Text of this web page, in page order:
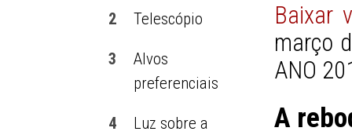
2 Telescópio
3
Alvos
preferenciais
4
Luz sobre a
Baixar
março
ANO
A